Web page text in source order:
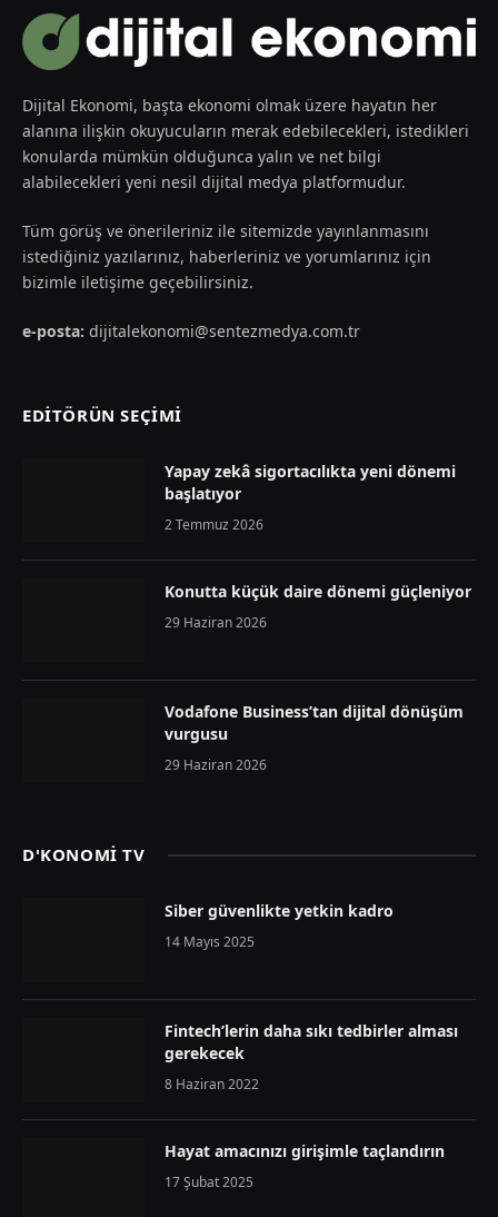
Dijital Ekonomi, başta ekonomi olmak üzere hayatın her
alanına ilişkin okuyucuların merak edebilecekleri, istedikleri
konularda mümkün olduğunca yalın ve net bilgi
alabilecekleri yeni nesil dijital medya platformudur.
Tüm görüş ve önerileriniz ile sitemizde yayınlanmasını
istediğiniz yazılarınız, haberleriniz ve yorumlarınız için
bizimle iletişime geçebilirsiniz.
e-posta: dijitalekonomi@sentezmedya.com.tr
EDİTÖRÜN SEÇİMİ
Yapay zekâ sigortacılıkta yeni dönemi
başlatıyor
2 Temmuz 2026
Konutta küçük daire dönemi güçleniyor
29 Haziran 2026
Vodafone Business’tan dijital dönüşüm
vurgusu
29 Haziran 2026
D'KONOMİ TV
Siber güvenlikte yetkin kadro
14 Mayıs 2025
Fintech’lerin daha sıkı tedbirler alması
gerekecek
8 Haziran 2022
Hayat amacınızı girişimle taçlandırın
17 Şubat 2025